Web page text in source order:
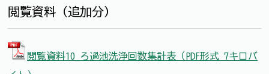
閲覧資料（追加分）
閲覧資料10_ろ過池洗浄回数集計表（PDF形式 7キロバ